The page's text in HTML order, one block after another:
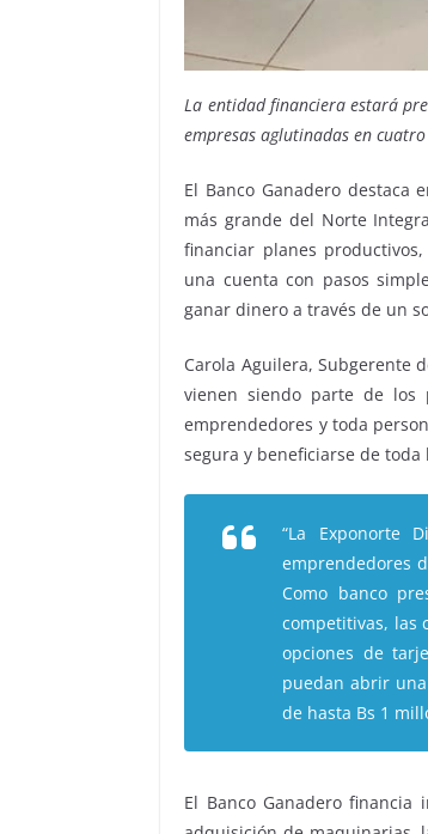
La entidad financiera estará
empresas aglutinadas en
El Banco Ganadero destaca
más grande del Norte
financiar planes
una cuenta con pasos
ganar dinero a través de un
Carola Aguilera, Subgerente
vienen siendo parte de los
emprendedores y toda
segura y beneficiarse de
“La Exponorte
emprendedores
Como banco
competitivas, las
opciones de
puedan abrir
de hasta Bs 1
El Banco Ganadero financia